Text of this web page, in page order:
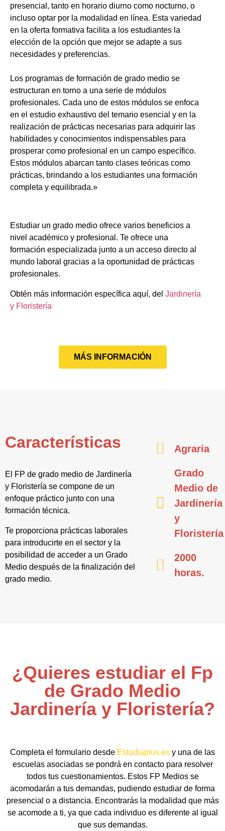
presencial, tanto en horario diurno como nocturno, o
incluso optar por la modalidad en línea. Esta variedad
en la oferta formativa facilita a los estudiantes la
elección de la opción que mejor se adapte a sus
necesidades y preferencias.
Los programas de formación de grado medio se
estructuran en torno a una serie de módulos
profesionales. Cada uno de estos módulos se enfoca
en el estudio exhaustivo del temario esencial y en la
realización de prácticas necesarias para adquirir las
habilidades y conocimientos indispensables para
prosperar como profesional en un campo específico.
Estos módulos abarcan tanto clases teóricas como
prácticas, brindando a los estudiantes una formación
completa y equilibrada.»
Estudiar un grado medio ofrece varios beneficios a
nivel académico y profesional. Te ofrece una
formación especializada junto a un acceso directo al
mundo laboral gracias a la oportunidad de prácticas
profesionales.
Obtén más información específica aquí, del Jardinería
y Floristería
MÁS INFORMACIÓN
Características
El FP de grado medio de Jardinería
y Floristería se compone de un
enfoque práctico junto con una
formación técnica.
Te proporciona prácticas laborales
para introducirte en el sector y la
posibilidad de acceder a un Grado
Medio después de la finalización del
grado medio.
Agraria
Grado
Medio de
Jardinería
y
Floristería
2000
horas.
¿Quieres estudiar el Fp
de Grado Medio
Jardinería y Floristería?
Completa el formulario desde Estudiaplus.es y una de las
escuelas asociadas se pondrá en contacto para resolver
todos tus cuestionamientos. Estos FP Medios se
acomodarán a tus demandas, pudiendo estudiar de forma
presencial o a distancia. Encontrarás la modalidad que más
se acomode a ti, ya que cada individuo es diferente al igual
que sus demandas.